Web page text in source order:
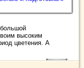
высоким
цветения. А